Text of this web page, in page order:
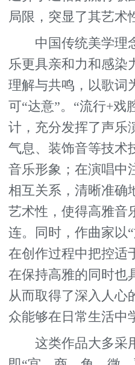
局限，突显了其艺术
中国传统美学理
乐更具亲和力和感染
理解与共鸣，以歌词
可“达意”。“流行+戏
计，充分发挥了声乐
气息、装饰音等技术
音乐形象；在演唱中
相互关系，清晰准确
艺术性，使得高雅音
连。同时，作曲家以
在创作过程中把控适
在保持高雅的同时也
从而取得了深入人心
众能够在日常生活中
这类作品大多采用